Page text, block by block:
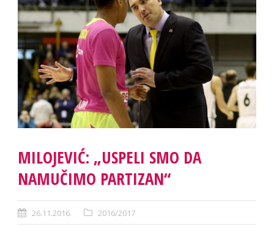
MILOJEVIĆ: „USPELI SMO DA
NAMUČIMO PARTIZAN“
26.11.2016. 2016/2017